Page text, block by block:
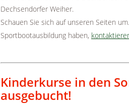
Dechsendorfer Weiher.
Schauen Sie sich auf unseren Seiten
Sportbootausbildung haben,
Kinderkurse in den
ausgebucht!